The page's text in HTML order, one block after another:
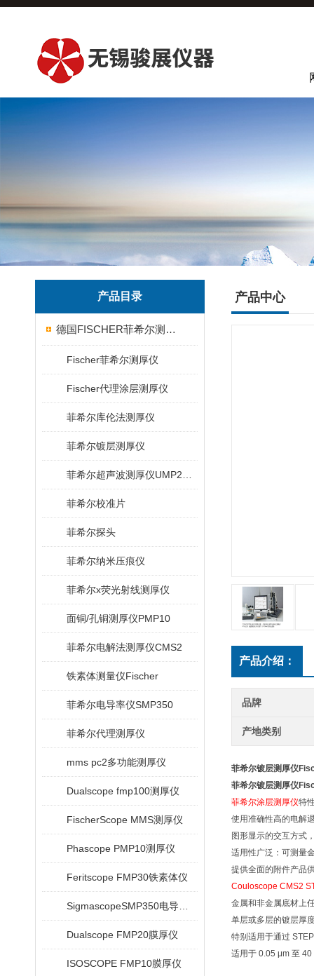
产品目录
德国FISCHER菲希尔测厚仪
Fischer菲希尔测厚仪
Fischer代理涂层测厚仪
菲希尔库伦法测厚仪
菲希尔镀层测厚仪
菲希尔校准片
菲希尔探头
菲希尔纳米压痕仪
菲希尔x荧光射线测厚仪
面铜/孔铜测厚仪PMP10
菲希尔电解法测厚仪CMS2
铁素体测量仪Fischer
菲希尔电导率仪SMP350
菲希尔代理测厚仪
mms pc2多功能测厚仪
Dualscope fmp100测厚仪
FischerScope MMS测厚仪
Phascope PMP10测厚仪
Feritscope FMP30铁素体仪
Dualscope FMP20膜厚仪
ISOSCOPE FMP10膜厚仪
产品中心
产品介绍：
品牌
产地类别
菲希尔镀层测厚仪
菲希尔镀层测厚仪
菲希尔涂层测厚仪特
使用准确性高的电解
图形显示的交互方式
适用性广泛：可测量
提供全面的附件产品
Couloscope CMS2
金属和非金属底材上
单层或多层的镀层厚
特别适用于通过
适用于 0.05 μm 至